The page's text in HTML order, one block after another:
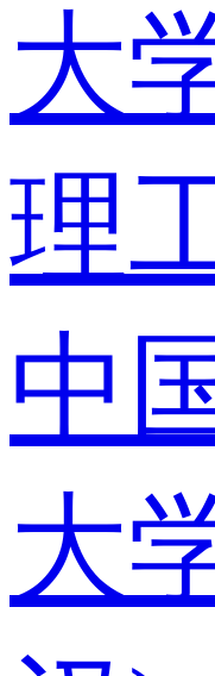
大
理
中
大